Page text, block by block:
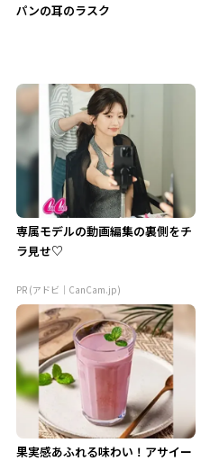
パンの耳のラスク
専属モデルの動画編集の裏側をチ
ラ見せ♡
PR (アドビ｜CanCam.jp)
果実感あふれる味わい！アサイー